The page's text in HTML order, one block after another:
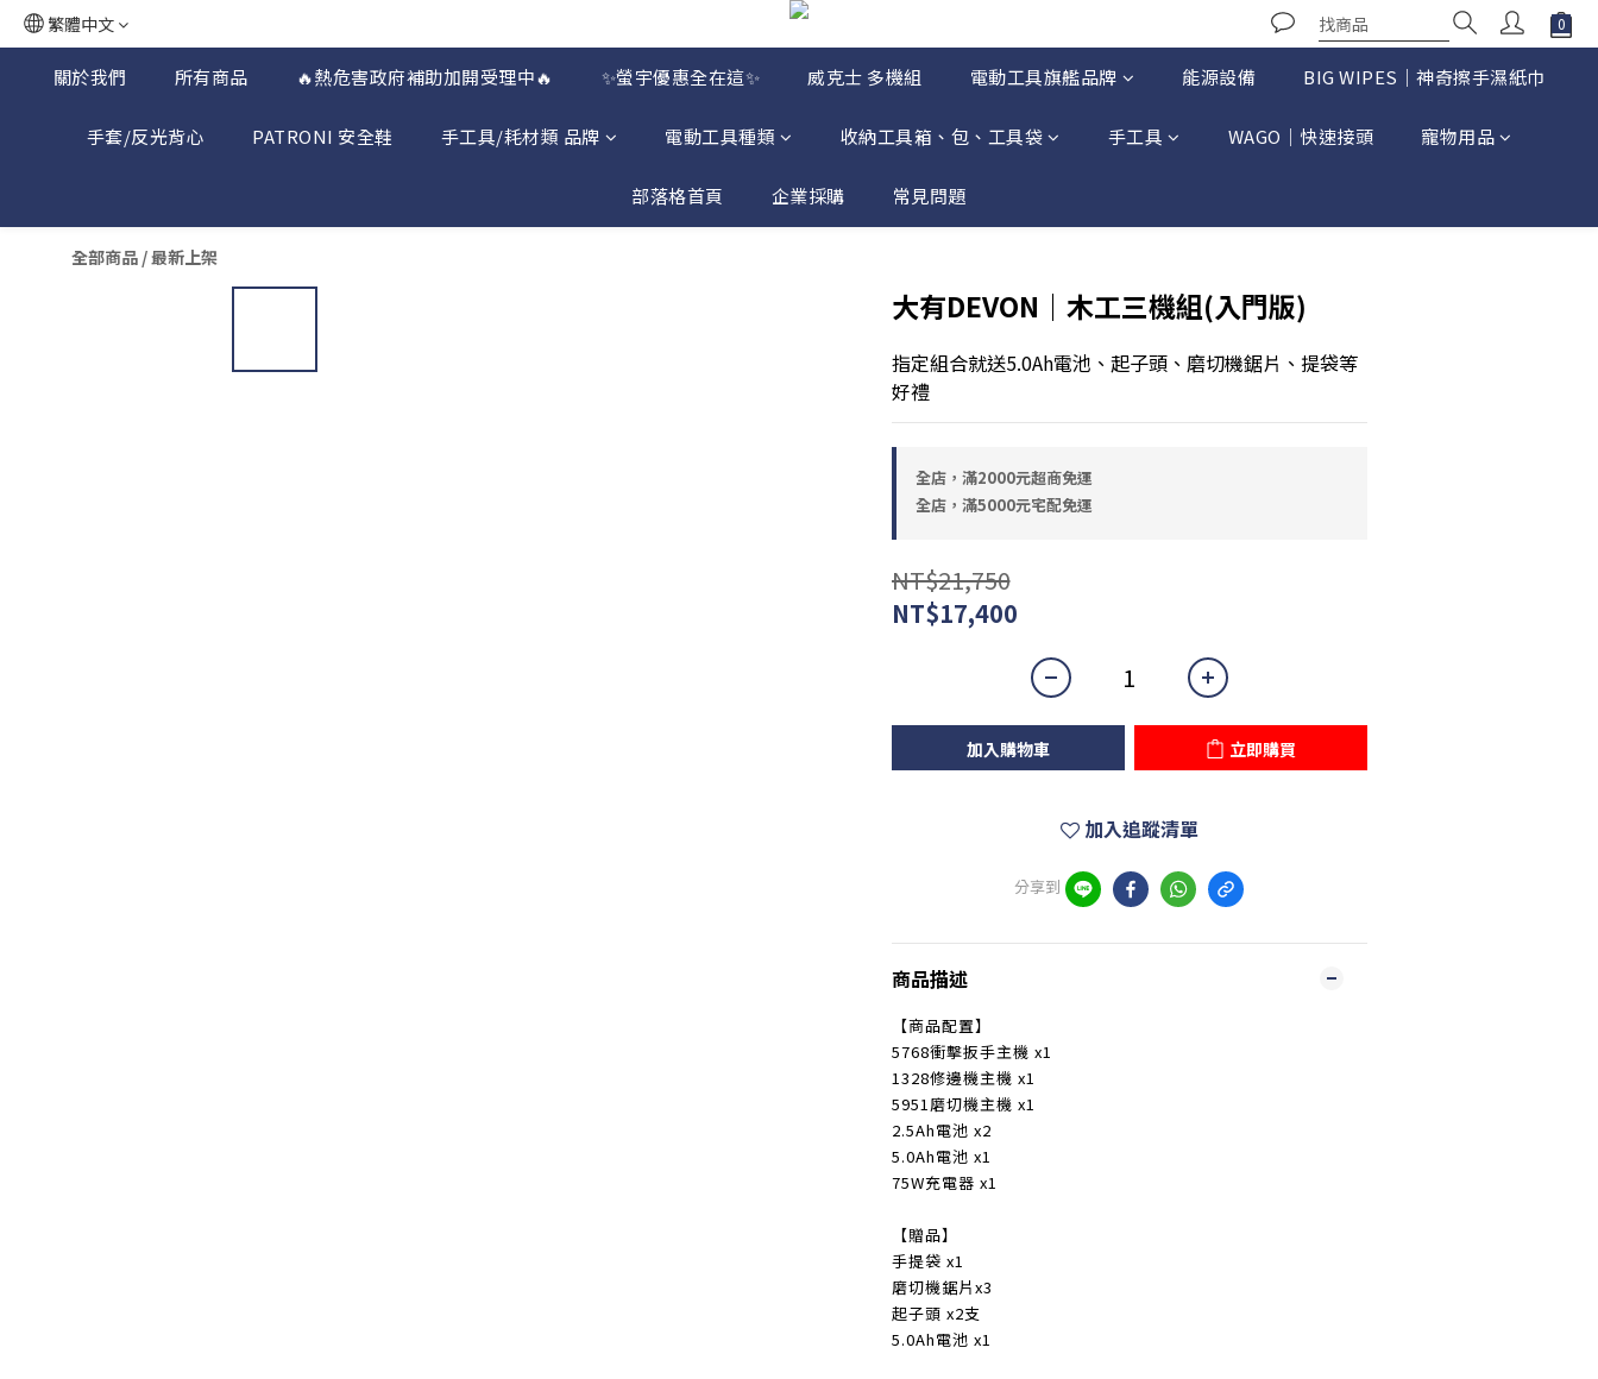
繁體中文
關於我們 所有商品 🔥熱危害政府補助加開受理中🔥 ✨螢宇優惠全在這✨ 威克士 多機組 電動工具旗艦品牌 能源設備 BIG WIPES｜神奇擦手濕紙巾
手套/反光背心 PATRONI 安全鞋 手工具/耗材類 品牌 電動工具種類 收納工具箱、包、工具袋 手工具 WAGO｜快速接頭 寵物用品
部落格首頁 企業採購 常見問題
全部商品 /最新上架
大有DEVON｜木工三機組(入門版)
指定組合就送5.0Ah電池、起子頭、磨切機鋸片、提袋等
好禮
全店，滿2000元超商免運
全店，滿5000元宅配免運
NT$21,750
NT$17,400
加入購物車 立即購買
加入追蹤清單
分享到
商品描述
【商品配置】
5768衝擊扳手主機 x1
1328修邊機主機 x1
5951磨切機主機 x1
2.5Ah電池 x2
5.0Ah電池 x1
75W充電器 x1
【贈品】
手提袋 x1
磨切機鋸片x3
起子頭 x2支
5.0Ah電池 x1